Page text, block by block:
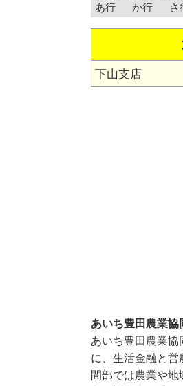
あ行 か行 さ
下山支店
あいち豊田農業協
あいち豊田農業
に、生活金融と
間部では農業や